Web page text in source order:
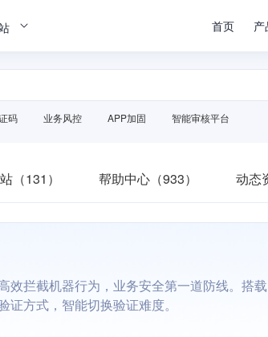
首页 产
码 业务风控 APP加固 智能审核平台
（131） 帮助中心（933） 动态
效拦截机器行为，业务安全第一道防线。搭载
证方式，智能切换验证难度。